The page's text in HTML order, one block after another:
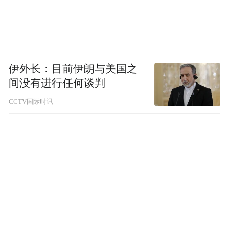
伊外长：目前伊朗与美国之
间没有进行任何谈判
CCTV国际时讯